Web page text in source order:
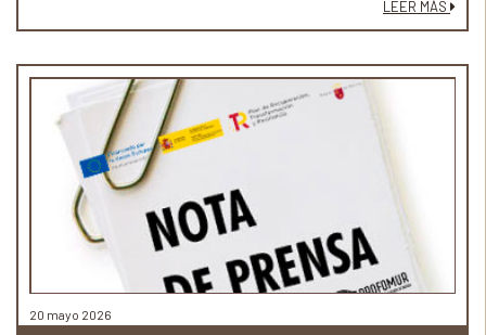
LEER MÁS
20 mayo 2026